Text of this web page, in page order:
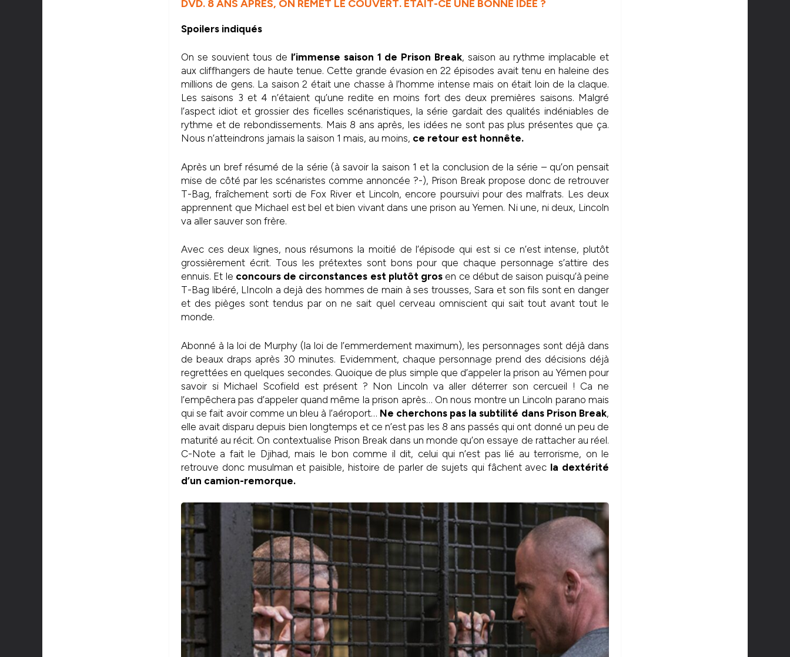
DVD. 8 ANS APRÈS, ON REMET LE COUVERT. ETAIT-CE UNE BONNE IDÉE ?
Spoilers indiqués
On se souvient tous de l’immense saison 1 de Prison Break, saison au rythme implacable et
aux cliffhangers de haute tenue. Cette grande évasion en 22 épisodes avait tenu en haleine des
millions de gens. La saison 2 était une chasse à l’homme intense mais on était loin de la claque.
Les saisons 3 et 4 n’étaient qu’une redite en moins fort des deux premières saisons. Malgré
l’aspect idiot et grossier des ficelles scénaristiques, la série gardait des qualités indéniables de
rythme et de rebondissements. Mais 8 ans après, les idées ne sont pas plus présentes que ça.
Nous n’atteindrons jamais la saison 1 mais, au moins, ce retour est honnête.
Après un bref résumé de la série (à savoir la saison 1 et la conclusion de la série – qu’on pensait
mise de côté par les scénaristes comme annoncée ?-), Prison Break propose donc de retrouver
T-Bag, fraîchement sorti de Fox River et Lincoln, encore poursuivi pour des malfrats. Les deux
apprennent que Michael est bel et bien vivant dans une prison au Yemen. Ni une, ni deux, Lincoln
va aller sauver son frère.
Avec ces deux lignes, nous résumons la moitié de l’épisode qui est si ce n’est intense, plutôt
grossièrement écrit. Tous les prétextes sont bons pour que chaque personnage s’attire des
ennuis. Et le concours de circonstances est plutôt gros en ce début de saison puisqu’à peine
T-Bag libéré, LIncoln a dejà des hommes de main à ses trousses, Sara et son fils sont en danger
et des pièges sont tendus par on ne sait quel cerveau omniscient qui sait tout avant tout le
monde.
Abonné à la loi de Murphy (la loi de l’emmerdement maximum), les personnages sont déjà dans
de beaux draps après 30 minutes. Evidemment, chaque personnage prend des décisions déjà
regrettées en quelques secondes. Quoique de plus simple que d’appeler la prison au Yémen pour
savoir si Michael Scofield est présent ? Non Lincoln va aller déterrer son cercueil ! Ca ne
l’empêchera pas d’appeler quand même la prison après… On nous montre un Lincoln parano mais
qui se fait avoir comme un bleu à l’aéroport… Ne cherchons pas la subtilité dans Prison Break,
elle avait disparu depuis bien longtemps et ce n’est pas les 8 ans passés qui ont donné un peu de
maturité au récit. On contextualise Prison Break dans un monde qu’on essaye de rattacher au réel.
C-Note a fait le Djihad, mais le bon comme il dit, celui qui n’est pas lié au terrorisme, on le
retrouve donc musulman et paisible, histoire de parler de sujets qui fâchent avec la dextérité
d’un camion-remorque.